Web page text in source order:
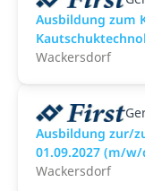
Ausbildung zum
Wackersdorf
Ausbildung zur/
01.09.2027 (m/w/
Wackersdorf